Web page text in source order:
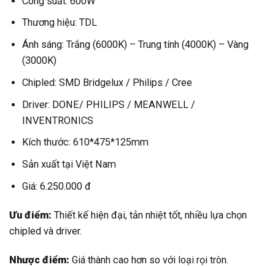
Thương hiệu: TDL
Ánh sáng: Trắng (6000K) – Trung tính (4000K) – Vàng
(3000K)
Chipled: SMD Bridgelux / Philips / Cree
Driver: DONE/ PHILIPS / MEANWELL /
INVENTRONICS
Kích thước: 610*475*125mm
Sản xuất tại Việt Nam
Giá: 6.250.000 đ
Ưu điểm: Thiết kế hiện đại, tản nhiệt tốt, nhiều lựa chọn
chipled và driver.
Nhược điểm: Giá thành cao hơn so với loại rọi tròn.